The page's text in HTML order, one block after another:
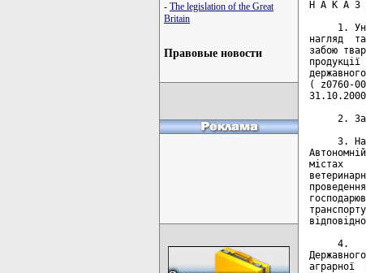
- The legislation of the Great
Britain
Правовые новости